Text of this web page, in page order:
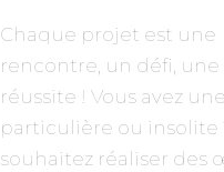
Chaque projet est une
rencontre, un défi, une
réussite ! Vous avez
particulière ou insolite
souhaitez réaliser des